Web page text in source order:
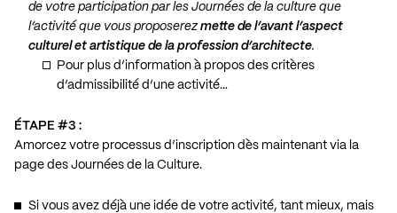
de votre participation par les Journées de la culture que
l’activité que vous proposerez mette de l’avant l’aspect
culturel et artistique de la profession d’architecte.
Pour plus d’information à propos des critères
d’admissibilité d’une activité…
ÉTAPE #3 :
Amorcez votre processus d’inscription dès maintenant via la
page des Journées de la Culture.
Si vous avez déjà une idée de votre activité, tant mieux, mais